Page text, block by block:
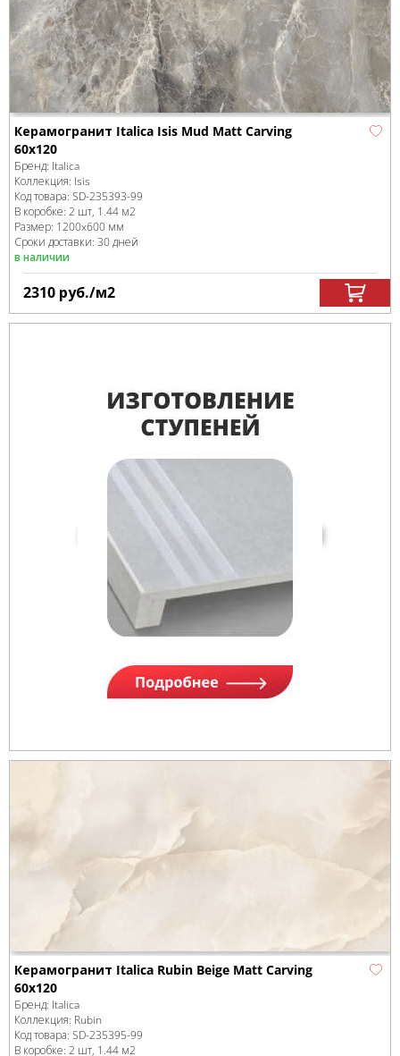
Керамогранит Italica Isis Mud Matt Carving
60х120
Бренд: Italica
Коллекция: Isis
Код товара: SD-235393-99
В коробке: 2 шт, 1.44 м2
Размер: 1200x600 мм
Сроки доставки: 30 дней
в наличии
2310 руб./м2
Керамогранит Italica Rubin Beige Matt Carving
60х120
Бренд: Italica
Коллекция: Rubin
Код товара: SD-235395-99
В коробке: 2 шт, 1.44 м2